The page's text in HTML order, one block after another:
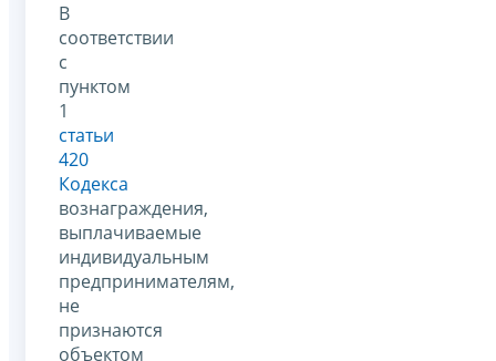
В
соответствии
с
пунктом
1
статьи
420
Кодекса
вознаграждения,
выплачиваемые
индивидуальным
предпринимателям,
не
признаются
объектом